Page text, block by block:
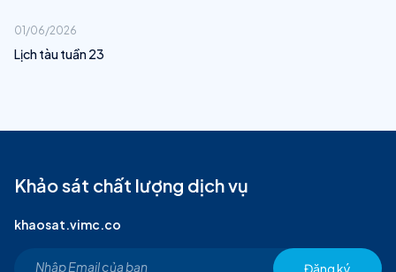
01/06/2026
Lịch tàu tuần 23
Khảo sát chất lượng dịch vụ
khaosat.vimc.co
Đăng ký